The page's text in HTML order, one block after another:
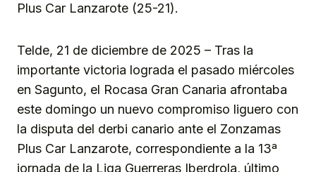
Plus Car Lanzarote (25-21).
Telde, 21 de diciembre de 2025 – Tras la
importante victoria lograda el pasado miércoles
en Sagunto, el Rocasa Gran Canaria afrontaba
este domingo un nuevo compromiso liguero con
la disputa del derbi canario ante el Zonzamas
Plus Car Lanzarote, correspondiente a la 13ª
jornada de la Liga Guerreras Iberdrola, último